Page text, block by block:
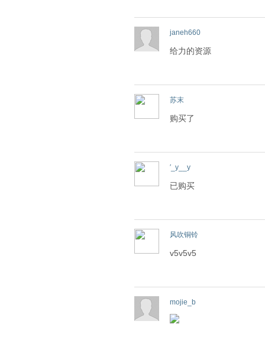
janeh660
给力的资源
苏末
购买了
′_y__y
已购买
风吹铜铃
v5v5v5
mojie_b